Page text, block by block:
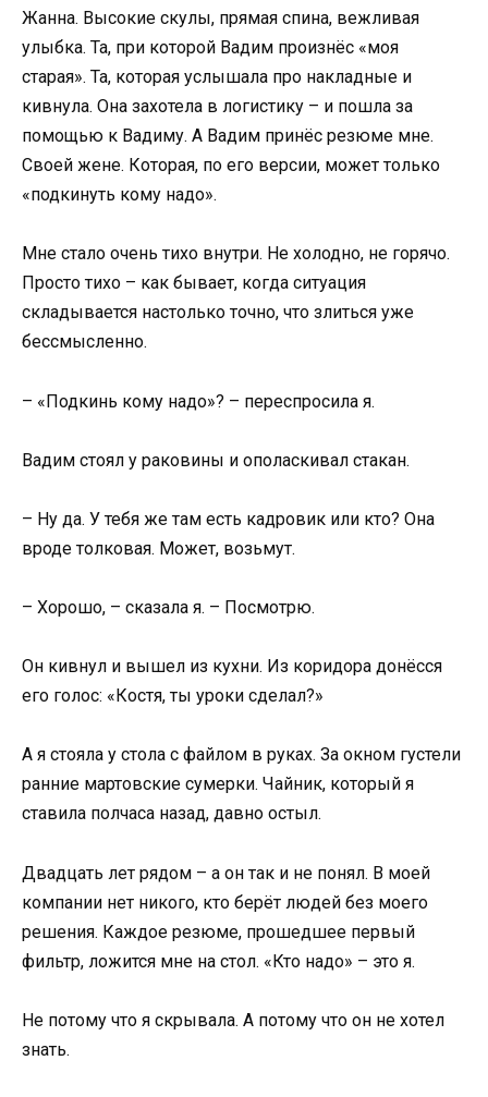
Жанна. Высокие скулы, прямая спина, вежливая
улыбка. Та, при которой Вадим произнёс «моя
старая». Та, которая услышала про накладные и
кивнула. Она захотела в логистику – и пошла за
помощью к Вадиму. А Вадим принёс резюме мне.
Своей жене. Которая, по его версии, может только
«подкинуть кому надо».
Мне стало очень тихо внутри. Не холодно, не горячо.
Просто тихо – как бывает, когда ситуация
складывается настолько точно, что злиться уже
бессмысленно.
– «Подкинь кому надо»? – переспросила я.
Вадим стоял у раковины и ополаскивал стакан.
– Ну да. У тебя же там есть кадровик или кто? Она
вроде толковая. Может, возьмут.
– Хорошо, – сказала я. – Посмотрю.
Он кивнул и вышел из кухни. Из коридора донёсся
его голос: «Костя, ты уроки сделал?»
А я стояла у стола с файлом в руках. За окном густели
ранние мартовские сумерки. Чайник, который я
ставила полчаса назад, давно остыл.
Двадцать лет рядом – а он так и не понял. В моей
компании нет никого, кто берёт людей без моего
решения. Каждое резюме, прошедшее первый
фильтр, ложится мне на стол. «Кто надо» – это я.
Не потому что я скрывала. А потому что он не хотел
знать.